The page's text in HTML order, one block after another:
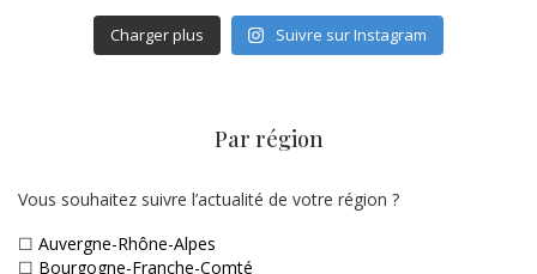
Charger plus Suivre sur Instagram
Par région
Vous souhaitez suivre l’actualité de votre région ?
☐ Auvergne-Rhône-Alpes
☐ Bourgogne-Franche-Comté